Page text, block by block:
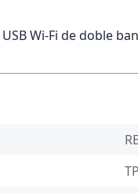
Wi-Fi de doble